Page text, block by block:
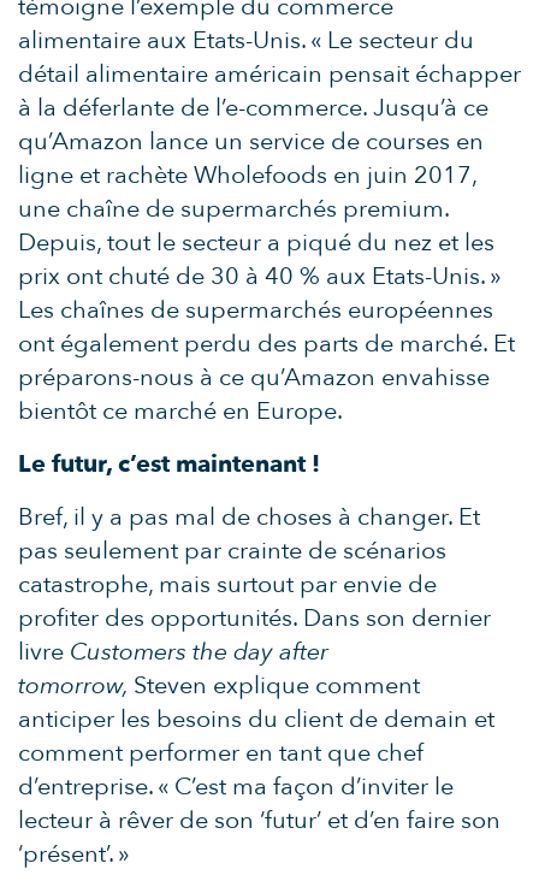
témoigne l’exemple du commerce
alimentaire aux Etats-Unis. « Le secteur du
détail alimentaire américain pensait échapper
à la déferlante de l’e-commerce. Jusqu’à ce
qu’Amazon lance un service de courses en
ligne et rachète Wholefoods en juin 2017,
une chaîne de supermarchés premium.
Depuis, tout le secteur a piqué du nez et les
prix ont chuté de 30 à 40 % aux Etats-Unis. »
Les chaînes de supermarchés européennes
ont également perdu des parts de marché. Et
préparons-nous à ce qu’Amazon envahisse
bientôt ce marché en Europe.
Le futur, c’est maintenant !
Bref, il y a pas mal de choses à changer. Et
pas seulement par crainte de scénarios
catastrophe, mais surtout par envie de
profiter des opportunités. Dans son dernier
livre Customers the day after
tomorrow, Steven explique comment
anticiper les besoins du client de demain et
comment performer en tant que chef
d’entreprise. « C’est ma façon d’inviter le
lecteur à rêver de son ‘futur’ et d’en faire son
‘présent’. »